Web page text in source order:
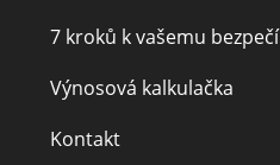
7 kroků k vašemu bezpečí
Výnosová kalkulačka
Kontakt